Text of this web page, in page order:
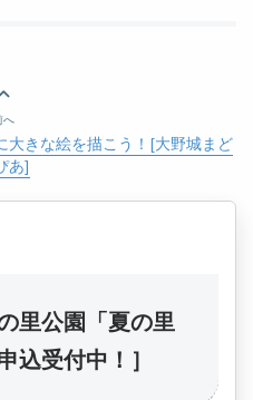
へ
大きな絵を描こう！[大野城まど
あ]
里公園「夏の里
込受付中！］